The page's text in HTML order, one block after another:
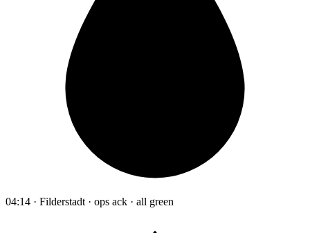
04:14 · Filderstadt · ops ack · all green